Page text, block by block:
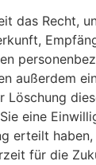
das Recht,
außerdem
Löschung
eine
erteilt
für die